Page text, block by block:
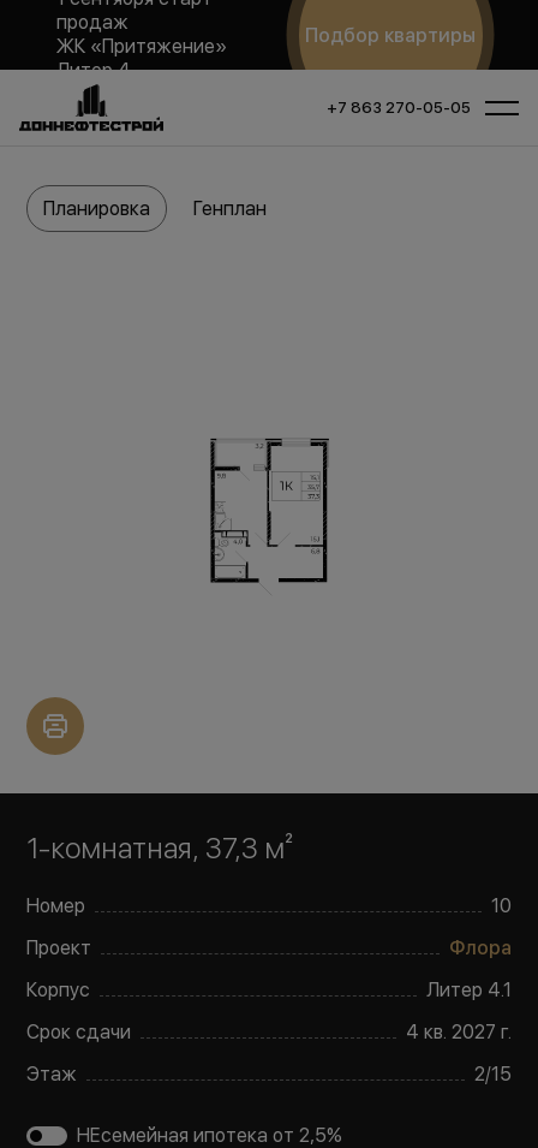
продаж
ЖК «Притяжение»
Литер 4
Подбор квартиры
+7 863 270-05-05
1-комнатная, 37,3 м²
Номер
10
Проект
Флора
Корпус
Литер 4.1
Срок сдачи
4 кв. 2027 г.
Этаж
2/15
НЕсемейная ипотека от 2,5%
Планировка Генплан